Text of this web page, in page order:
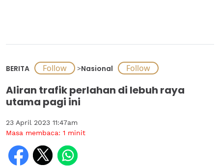
BERITA >Nasional
Aliran trafik perlahan di lebuh raya
utama pagi ini
23 April 2023 11:47am
Masa membaca: 1 minit